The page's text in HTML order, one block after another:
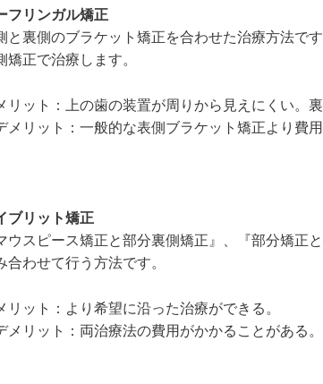
フリンガル矯正
と裏側のブラケット矯正を合わせた治療方法で
矯正で治療します。
リット：上の歯の装置が周りから見えにくい。
メリット：一般的な表側ブラケット矯正より費用
ブリット矯正
ウスピース矯正と部分裏側矯正』、『部分矯正
合わせて行う方法です。
リット：より希望に沿った治療ができる。
メリット：両治療法の費用がかかることがある。